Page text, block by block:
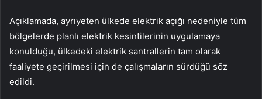
Açıklamada, ayrıyeten ülkede elektrik açığı nedeniyle tüm
bölgelerde planlı elektrik kesintilerinin uygulamaya
konulduğu, ülkedeki elektrik santrallerin tam olarak
faaliyete geçirilmesi için de çalışmaların sürdüğü söz
edildi.